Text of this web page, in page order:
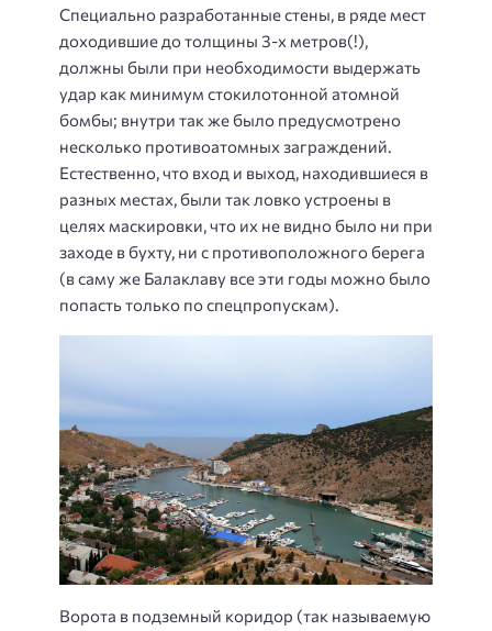
Специально разработанные стены, в ряде мест
доходившие до толщины 3-х метров(!),
должны были при необходимости выдержать
удар как минимум стокилотонной атомной
бомбы; внутри так же было предусмотрено
несколько противоатомных заграждений.
Естественно, что вход и выход, находившиеся в
разных местах, были так ловко устроены в
целях маскировки, что их не видно было ни при
заходе в бухту, ни с противоположного берега
(в саму же Балаклаву все эти годы можно было
попасть только по спецпропускам).
Ворота в подземный коридор (так называемую